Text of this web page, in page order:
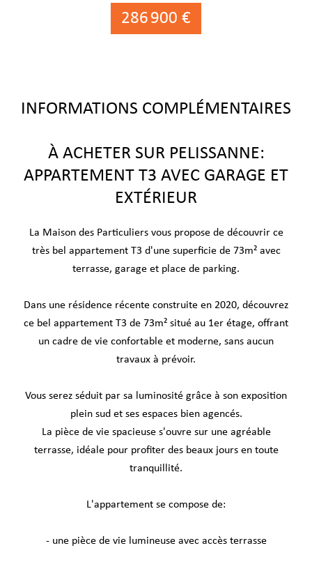
286 900 €
INFORMATIONS COMPLÉMENTAIRES
À ACHETER SUR PELISSANNE:
APPARTEMENT T3 AVEC GARAGE ET
EXTÉRIEUR
La Maison des Particuliers vous propose de découvrir ce
très bel appartement T3 d'une superficie de 73m² avec
terrasse, garage et place de parking.
Dans une résidence récente construite en 2020, découvrez
ce bel appartement T3 de 73m² situé au 1er étage, offrant
un cadre de vie confortable et moderne, sans aucun
travaux à prévoir.
Vous serez séduit par sa luminosité grâce à son exposition
plein sud et ses espaces bien agencés.
La pièce de vie spacieuse s'ouvre sur une agréable
terrasse, idéale pour profiter des beaux jours en toute
tranquillité.
L'appartement se compose de:
- une pièce de vie lumineuse avec accès terrasse